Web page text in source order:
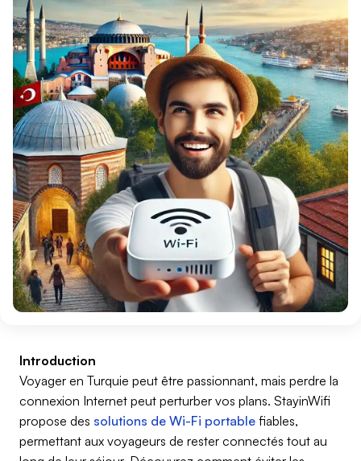
Introduction
Voyager en Turquie peut être passionnant, mais perdre la
connexion Internet peut perturber vos plans. StayinWifi
propose des solutions de Wi-Fi portable fiables,
permettant aux voyageurs de rester connectés tout au